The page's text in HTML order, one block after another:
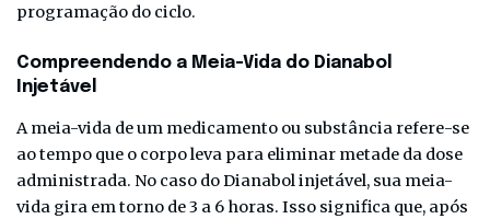
programação do ciclo.
Compreendendo a Meia-Vida do Dianabol
Injetável
A meia-vida de um medicamento ou substância refere-se
ao tempo que o corpo leva para eliminar metade da dose
administrada. No caso do Dianabol injetável, sua meia-
vida gira em torno de 3 a 6 horas. Isso significa que, após